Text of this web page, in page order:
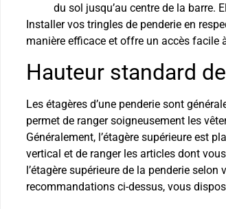
du sol jusqu’au centre de la barre.
Installer vos tringles de penderie en
manière efficace et offre un accès facile
Hauteur standard
Les étagères d’une penderie sont
permet de ranger soigneusement les
Généralement, l’étagère supérieure est
vertical et de ranger les articles dont
l’étagère supérieure de la penderie
recommandations ci-dessus, vous